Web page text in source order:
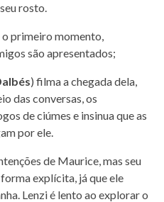
rosto.
o primeiro momento,
são apresentados;
) filma a chegada dela,
das conversas, os
de ciúmes e insinua que as
por ele.
de Maurice, mas seu
explícita, já que ele
Lenzi é lento ao explorar o